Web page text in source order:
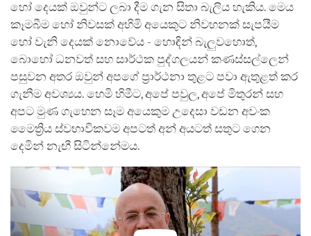
හෝ දෙයක් ඔවුන්ට ලබා දීම ගැන සිතා බැලිය හැකිය. මෙය
කෑමබීම හෝ නිවසක් අහිමි අයෙකුට නිවහනක් සැපයීම
හෝ වැනි දෙයක් නොවේය - හොඳින් බැලුවහොත්,
බොහෝ ධනවත් සහ සාර්ථක පුද්ගලයන් කණස්සල්ලෙන්
පසුවන අතර ඔවුන් අපගේ ප්‍රාර්ථනා තුළට පවා ඇතුළත් කර
ගැනීම අවශ්‍යය. හෙමි හිමීට, අපේ පවුල, අපේ මිතුරන් සහ
අපට මුණ ගැහෙන සෑම අයෙකුම උදෙසා වඩන අවංක
මෛත්‍රිය ස්වභාවිකවම අපටත් අන් අයටත් සතුට ගෙන
දෙමින් නැඟී සිටින්නේමය.